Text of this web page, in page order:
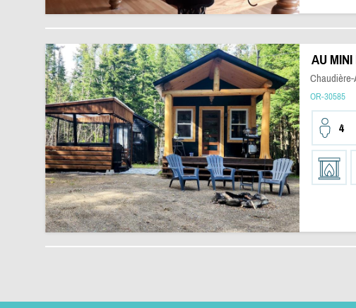
AU MINI
Chaudière-
OR-30585
4